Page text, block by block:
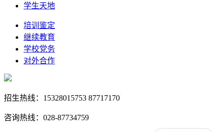
学生天地
培训鉴定
继续教育
学校党务
对外合作
招生热线：15328015753 87717170
咨询热线：028-87734759